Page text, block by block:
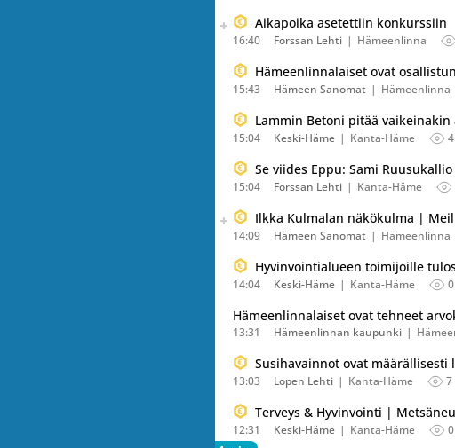
Seuraava uutinen on julkaistu
Listaa uutisen kaikki versiot
Aikapoika asetettiin konkurssiin
16:40 Forssan Lehti Hämeenlinna
Hämeenlinnalaiset ovat
15:43 Hämeen Sanomat Hämeenlinna
Lammin Betoni pitää
15:04 Keski-Häme Kanta-Häme 4
Se viides Eppu: Sami
15:04 Forssan Lehti Kanta-Häme
Seuraava uutinen on julkaistu
Listaa uutisen kaikki versiot
Ilkka Kulmalan näkökulma |
14:09 Hämeen Sanomat Hämeenlinna
Hyvinvointialueen toimijoille
14:04 Keski-Häme Kanta-Häme 0
Hämeenlinnalaiset ovat tehneet
13:31 Hämeenlinnan kaupunki
Susihavainnot ovat määrällisesti
13:03 Lopen Lehti Kanta-Häme 7
Terveys & Hyvinvointi |
12:31 Keski-Häme Kanta-Häme
0